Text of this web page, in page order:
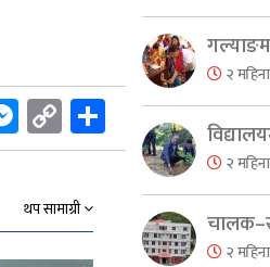
Messenger
Copy
Link
Share
थप सामाग्री
२
२
२